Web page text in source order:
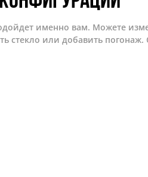
именно вам. Можете
стекло или добавить